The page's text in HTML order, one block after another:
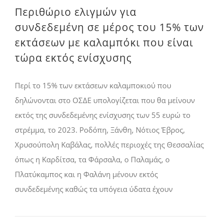
Περιθώριο ελιγμών για
συνδεδεμένη σε μέρος του 15% των
εκτάσεων με καλαμπόκι που είναι
τώρα εκτός ενίσχυσης
Περί το 15% των εκτάσεων καλαµποκιού που
δηλώνονται στο ΟΣ∆Ε υπολογίζεται που θα µείνουν
εκτός της συνδεδεµένης ενίσχυσης των 55 ευρώ το
στρέµµα, το 2023. Ροδόπη, Ξάνθη, Νότιος Έβρος,
Χρυσούπολη Καβάλας, πολλές περιοχές της Θεσσαλίας
όπως η Καρδίτσα, τα Φάρσαλα, ο Παλαµάς, ο
Πλατύκαµπος και η Φαλάνη µένουν εκτός
συνδεδεµένης καθώς τα υπόγεια ύδατα έχουν